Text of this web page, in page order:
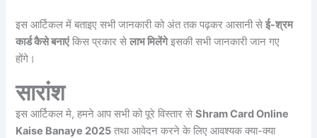
इस आर्टिकल में बताइए सभी जानकारी को अंत तक पढ़कर आसानी सेई-श्रम
कार्ड कैसे बनाएंकिस प्रकार सेलाभ मिलेंगेइसकी सभी जानकारी जान गए
होंगे।
सारांश
इस आर्टिकल मे, हमने आप सभी को पूरे विस्तार सेShram Card Online
Kaise Banaye 2025 तथा आवेदन करने के लिए आवश्यक क्या-क्या